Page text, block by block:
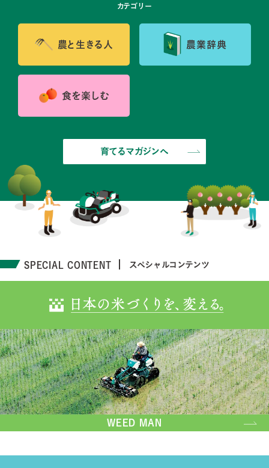
カテゴリー
農と生きる人 農業辞典
食を楽しむ
育てるマガジンへ
SPECIAL CONTENT スペシャルコンテンツ
WEED MAN